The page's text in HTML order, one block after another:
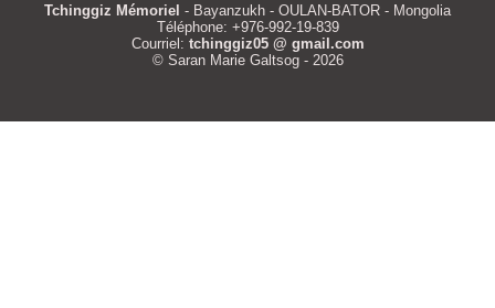
Tchinggiz Mémoriel - Bayanzukh - OULAN-BATOR - Mongolia
Téléphone: +976-992-19-839
Courriel: tchinggiz05 @ gmail.com
© Saran Marie Galtsog - 2026